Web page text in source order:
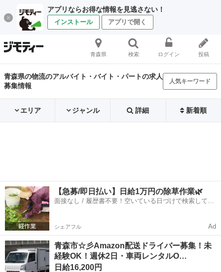
アプリならお得な情報を見逃さない！
インストール アプリで開く
青森県 検索 ログイン 投稿
青森県の物流のアルバイト・バイト・パートの求人
募集情報
人気キーワード
エリア ジャンル 詳細 新着順
【急募/即日払い】日給1万円の除草作業🌿
面接なし / 履歴書不要！空いている日づけで検索して即
シェアフル Ad
青森市☆彡Amazon配送ドライバー募集！未
経験OK！週休2日・車両レンタルO…
日給16,200円